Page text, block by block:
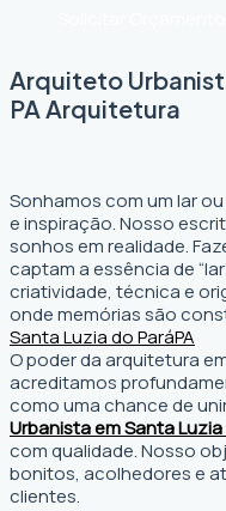
Arquiteto
PA Arquitetura
Sonhamos com um lar
e inspiração. Nosso
sonhos em realidade.
captam a essência de
criatividade, técnica e
onde memórias são
Santa Luzia do ParáPA
O poder da arquitetura
acreditamos
como uma chance de
Urbanista em Santa Luzia
com qualidade. Nosso
bonitos, acolhedores e
clientes.